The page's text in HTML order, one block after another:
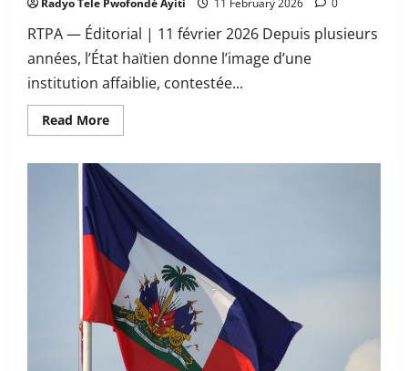
RTPA — Éditorial | 11 février 2026 Depuis plusieurs
années, l’État haïtien donne l’image d’une
institution affaiblie, contestée...
Read MoreRead
more
Didier
Fils-
Aimé
face
au
défi
historique
:
restaurer
l’État
ou
laisser
se
poursuivre
son
effondrement